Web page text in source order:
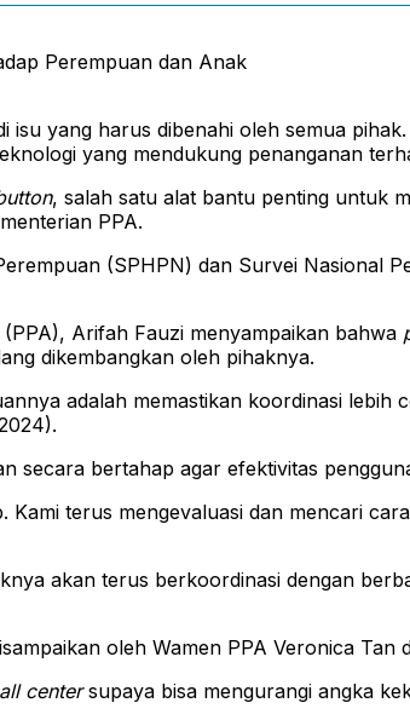
isu yang harus dibenahi oleh semua
yang mendukung penanganan
, salah satu alat bantu penting untuk
PPA.
(SPHPN) dan Survei Nasional
Arifah Fauzi menyampaikan bahwa
dikembangkan oleh pihaknya.
adalah memastikan koordinasi lebih
secara bertahap agar efektivitas
Kami terus mengevaluasi dan mencari
akan terus berkoordinasi dengan
oleh Wamen PPA Veronica
centersupaya bisa mengurangi angka